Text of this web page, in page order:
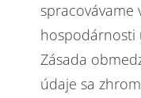
spracovávame
hospodárnosti
Zásada
údaje sa